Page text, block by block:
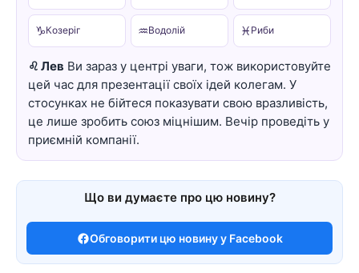
♑Козеріг ♒Водолій ♓ Риби
♌ Лев Ви зараз у центрі уваги, тож використовуйте
цей час для презентації своїх ідей колегам. У
стосунках не бійтеся показувати свою вразливість,
це лише зробить союз міцнішим. Вечір проведіть у
приємній компанії.
Що ви думаєте про цю новину?
Обговорити цю новину у Facebook